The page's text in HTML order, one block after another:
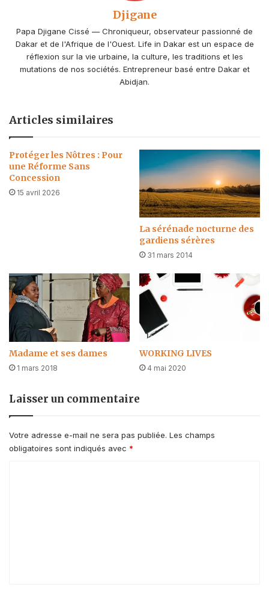
Djigane
Papa Djigane Cissé — Chroniqueur, observateur passionné de
Dakar et de l'Afrique de l'Ouest. Life in Dakar est un espace de
réflexion sur la vie urbaine, la culture, les traditions et les
mutations de nos sociétés. Entrepreneur basé entre Dakar et
Abidjan.
Articles similaires
Protéger les Nôtres : Pour
une Réforme Sans
Concession
15 avril 2026
La sérénade nocturne des
gardiens sérères
31 mars 2014
Madame et ses dames
1 mars 2018
‪WORKING LIVES
4 mai 2020
Laisser un commentaire
Votre adresse e-mail ne sera pas publiée. Les champs
obligatoires sont indiqués avec *